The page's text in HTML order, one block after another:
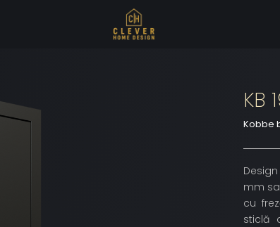
KB
Kobbe
mm
cu
sticlă